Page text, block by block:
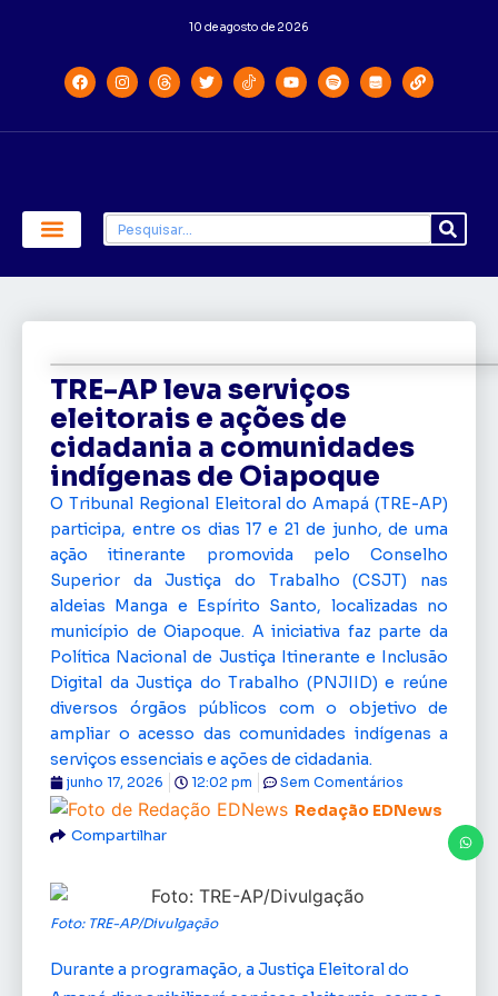
10 de agosto de 2026
TRE-AP leva serviços
eleitorais e ações de
cidadania a comunidades
indígenas de Oiapoque
O Tribunal Regional Eleitoral do Amapá (TRE-AP)
participa, entre os dias 17 e 21 de junho, de uma
ação itinerante promovida pelo Conselho
Superior da Justiça do Trabalho (CSJT) nas
aldeias Manga e Espírito Santo, localizadas no
município de Oiapoque. A iniciativa faz parte da
Política Nacional de Justiça Itinerante e Inclusão
Digital da Justiça do Trabalho (PNJIID) e reúne
diversos órgãos públicos com o objetivo de
ampliar o acesso das comunidades indígenas a
serviços essenciais e ações de cidadania.
Redação EDNews
junho 17, 2026 12:02 pm Sem Comentários
Compartilhar
Foto: TRE-AP/Divulgação
Durante a programação, a Justiça Eleitoral do